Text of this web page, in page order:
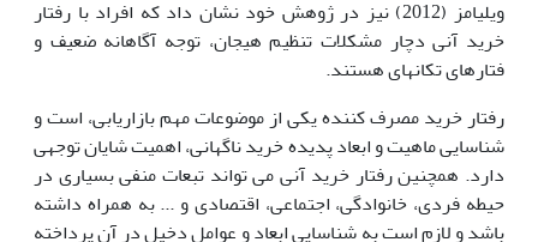
ویلیامز (2012) نیز در ژوهش خود نشان داد که افراد با رفتار
خرید آنی دچار مشکلات تنظیم هیجان، توجه آگاهانه ضعیف و
فتارهای تکانه­ای هستند.
رفتار خرید مصرف کننده یکی از موضوعات مهم بازاریابی، است و
شناسایی ماهیت و ابعاد پدیده خرید ناگهانی، اهمیت شایان توجهی
دارد. همچنین رفتار خرید آنی می تواند تبعات منفی بسیاری در
حیطه فردی، خانوادگی، اجتماعی، اقتصادی و ... به همراه داشته
باشد و لازم است به شناسایی ابعاد و عوامل دخیل در آن پرداخته